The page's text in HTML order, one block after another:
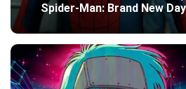
Spider-Man: Brand New Day
فاش شدند
۰